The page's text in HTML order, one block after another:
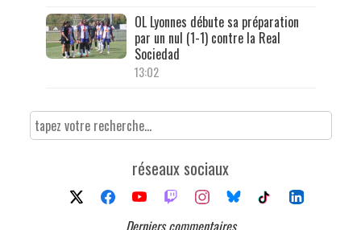
OL Lyonnes débute sa préparation
par un nul (1-1) contre la Real
Sociedad
13:02
réseaux sociaux
Derniers commentaires